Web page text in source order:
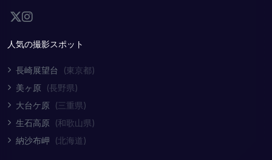
人気の撮影スポット
長崎展望台
(東京都)
美ヶ原 (長野県)
大台ケ原 (三重県)
生石高原 (和歌山県)
納沙布岬
(北海道)